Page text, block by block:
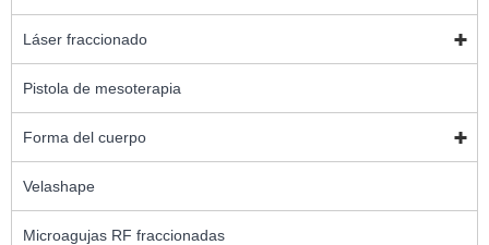
Láser fraccionado
Pistola de mesoterapia
Forma del cuerpo
Velashape
Microagujas RF fraccionadas